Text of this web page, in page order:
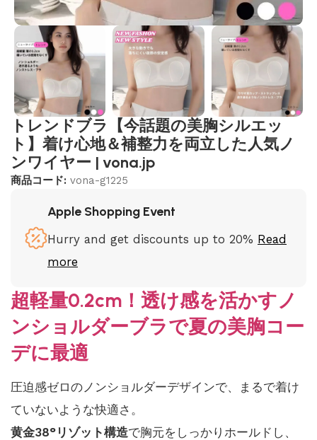
トレンドブラ【今話題の美胸シルエッ
ト】着け心地＆補整力を両立した人気ノ
ンワイヤー | vona.jp
商品コード: vona-g1225
Apple Shopping Event
Hurry and get discounts up to 20% Read
more
超軽量0.2cm！透け感を活かすノ
ンショルダーブラで夏の美胸コー
デに最適
圧迫感ゼロのノンショルダーデザインで、まるで着け
ていないような快適さ。
黄金38°リゾット構造で胸元をしっかりホールドし、